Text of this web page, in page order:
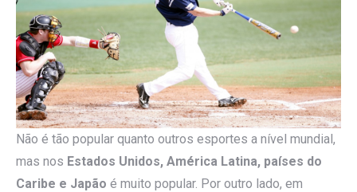
Não é tão popular quanto outros esportes a nível mundial,
mas nos Estados Unidos, América Latina, países do
Caribe e Japão é muito popular. Por outro lado, em